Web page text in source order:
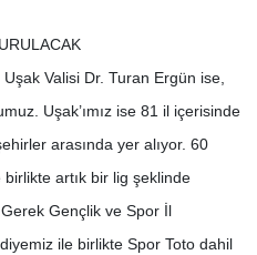
Valisi Dr. Turan Ergün ise,
Uşak’ımız ise 81 il içerisinde
arasında yer alıyor. 60
artık bir lig şeklinde
Gençlik ve Spor İl
ile birlikte Spor Toto dahil